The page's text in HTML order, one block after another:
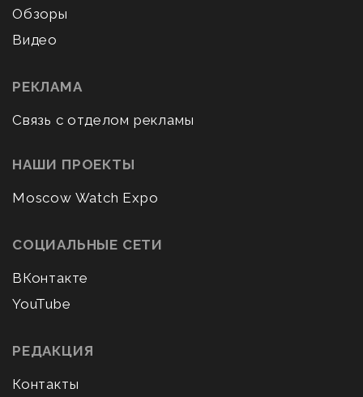
Обзоры
Видео
РЕКЛАМА
Связь с отделом рекламы
НАШИ ПРОЕКТЫ
Moscow Watch Expo
СОЦИАЛЬНЫЕ СЕТИ
ВКонтакте
YouTube
РЕДАКЦИЯ
Контакты